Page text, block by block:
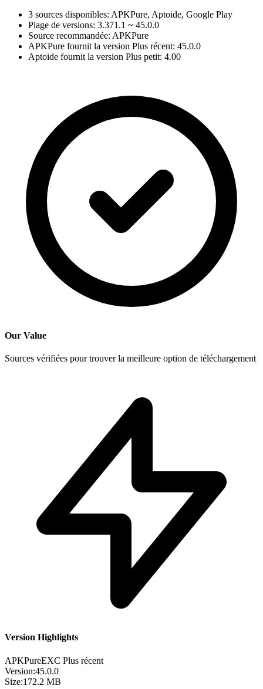
3 sources disponibles: APKPure, Aptoide, Google Play
Plage de versions: 3.371.1 ~ 45.0.0
Source recommandée: APKPure
APKPure fournit la version Plus récent: 45.0.0
Aptoide fournit la version Plus petit: 4.00
Our Value
Sources vérifiées pour trouver la meilleure option de téléchargement
Version Highlights
APKPureEXC Plus récent
Version:45.0.0
Size:172.2 MB